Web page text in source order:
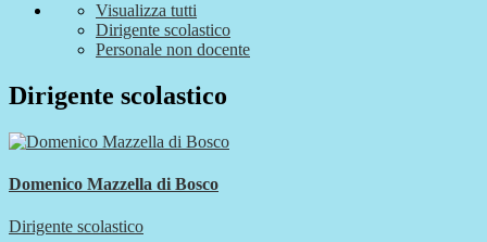
Visualizza tutti
Dirigente scolastico
Personale non docente
Dirigente scolastico
Domenico Mazzella di Bosco
Dirigente scolastico